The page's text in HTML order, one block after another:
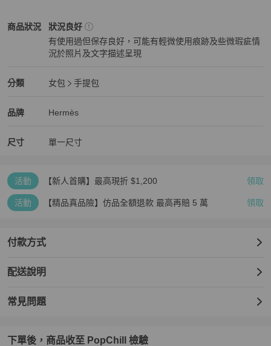
商品狀況
Hermès女包商品狀態與細節
狀況良好
有使用過但保存良好，可能有輕微使用痕跡及些微瑕疵情
況於照片及文字描述呈現
分類
Hermès 女包分類資訊
女包
手提包
品牌
Hermès 精品女包品牌介紹
Hermès
Hermès 推薦清單
尺寸 單一尺寸
活動 【新人首購】最高現折 $1,200 領取
活動 【精品真品險】仿品全額退款 最高再賠 5 萬 領取
付款方式
配送說明
常見問題
下單後，商品收至 PopChill 檢驗